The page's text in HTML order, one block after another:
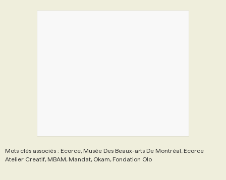
Mots clés associés : Ecorce, Musée Des Beaux-arts De Montréal, Ecorce
Atelier Creatif, MBAM, Mandat, Okam, Fondation Olo